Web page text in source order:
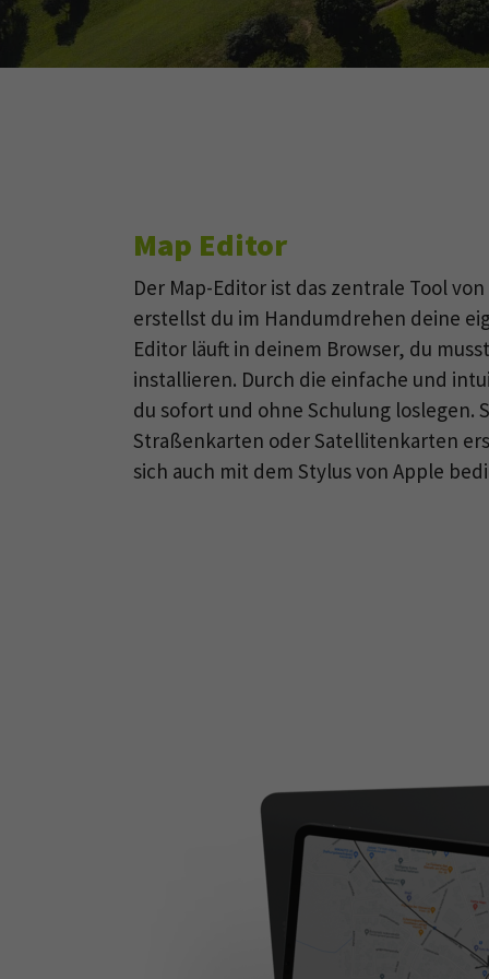
Map Editor
Der Map-Editor ist das zentrale Tool
erstellst du im Handumdrehen deine
Editor läuft in deinem Browser, du
installieren. Durch die einfache und
du sofort und ohne Schulung loslegen.
Straßenkarten oder Satellitenkarten
sich auch mit dem Stylus von Apple